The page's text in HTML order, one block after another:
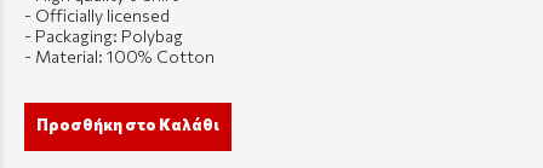
- Officially licensed
- Packaging: Polybag
- Material: 100% Cotton
Προσθήκη στο Καλάθι